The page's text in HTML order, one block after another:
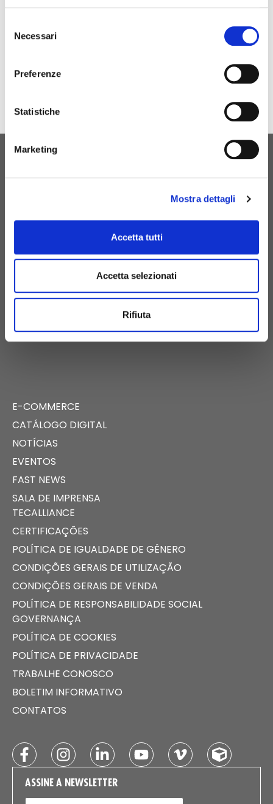
delNecessari
Preferenze
Statistiche
Marketing
Mostra dettagli
Accetta tutti
Accetta selezionati
Rifiuta
CONTATE-NOS
+39 081 506 2506
BIRTH@BIRTH.IT
SS APPIA KM 192.500 – 81052
PIGNATARO MAGGIORE (CE)
E-COMMERCE
CATÁLOGO DIGITAL
NOTÍCIAS
EVENTOS
FAST NEWS
SALA DE IMPRENSA
TECALLIANCE
CERTIFICAÇÕES
POLÍTICA DE IGUALDADE DE GÊNERO
CONDIÇÕES GERAIS DE UTILIZAÇÃO
CONDIÇÕES GERAIS DE VENDA
POLÍTICA DE RESPONSABILIDADE SOCIAL
GOVERNANÇA
POLÍTICA DE COOKIES
POLÍTICA DE PRIVACIDADE
TRABALHE CONOSCO
BOLETIM INFORMATIVO
CONTATOS
ASSINE A NEWSLETTER
E-MAIL